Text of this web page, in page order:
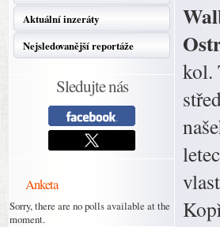
Aktuální inzeráty
Nejsledovanější reportáže
Sledujte nás
Anketa
Sorry, there are no polls available at the
moment.
kol.